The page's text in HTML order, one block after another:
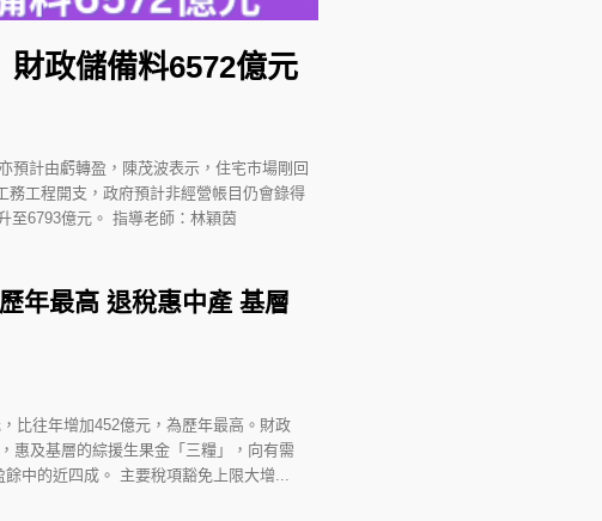
政儲備料6572億元
預計由虧轉盈，陳茂波表示，住宅市場剛回
工程開支，政府預計非經營帳目仍會錄得
至6793億元。 指導老師：林穎茵
年最高 退稅惠中產 基層
比往年增加452億元，為歷年最高。財政
惠及基層的綜援生果金「三糧」，向有需
中的近四成。 主要稅項豁免上限大增...